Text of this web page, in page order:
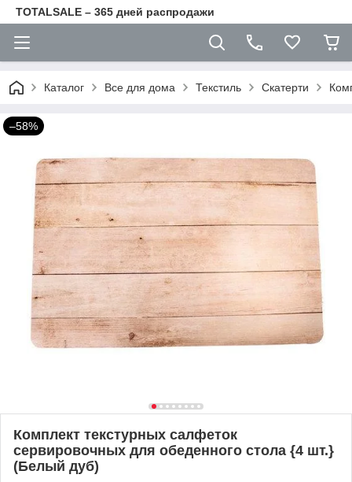
TOTALSALE – 365 дней распродажи
Каталог Все для дома Текстиль Скатерти
–58%
Комплект текстурных салфеток
сервировочных для обеденного стола {4 шт.}
(Белый дуб)